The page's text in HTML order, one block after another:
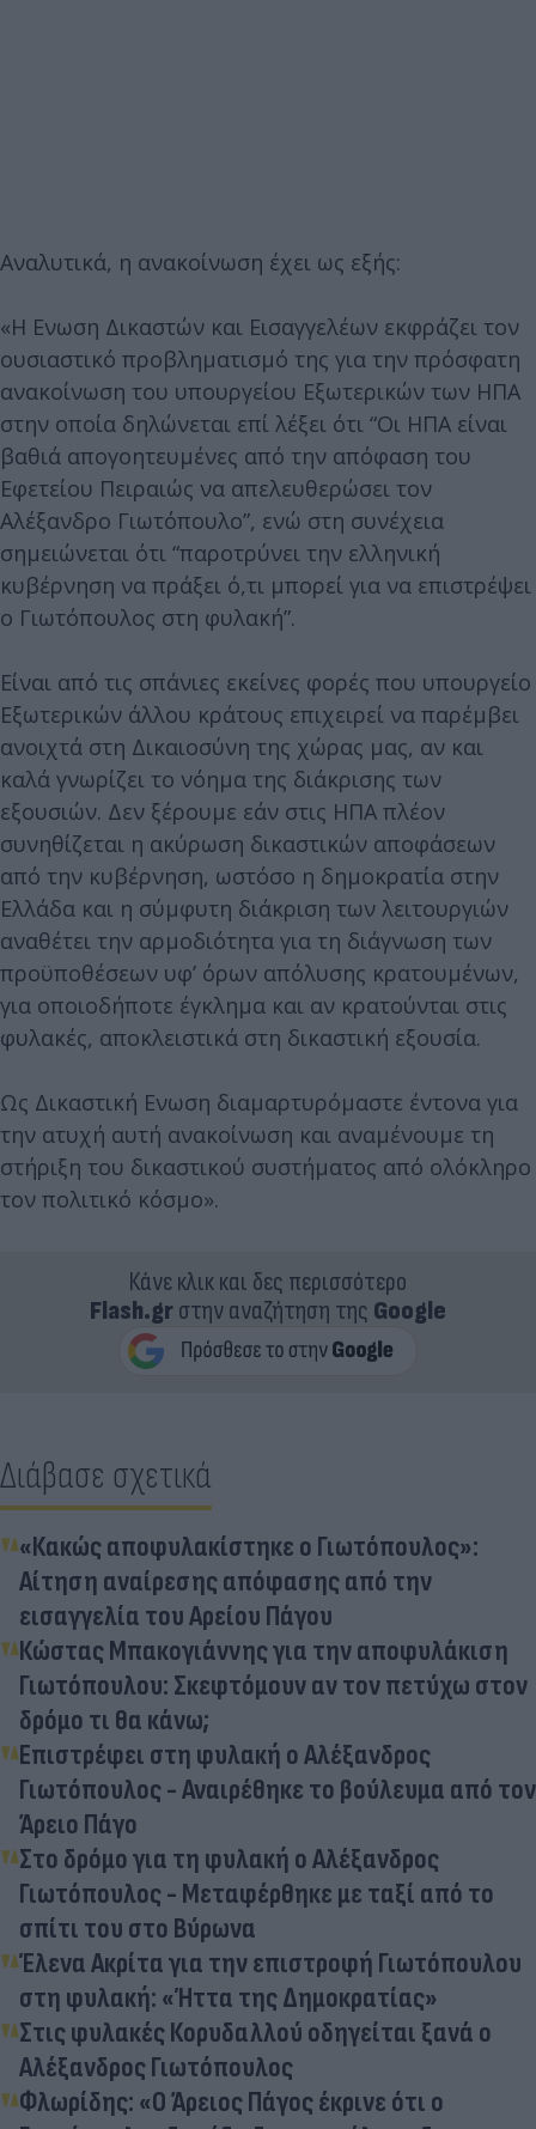
Αναλυτικά, η ανακοίνωση έχει ως εξής:
«Η Ενωση Δικαστών και Εισαγγελέων εκφράζει τον
ουσιαστικό προβληματισμό της για την πρόσφατη
ανακοίνωση του υπουργείου Εξωτερικών των ΗΠΑ
στην οποία δηλώνεται επί λέξει ότι “Οι ΗΠΑ είναι
βαθιά απογοητευμένες από την απόφαση του
Εφετείου Πειραιώς να απελευθερώσει τον
Αλέξανδρο Γιωτόπουλο”, ενώ στη συνέχεια
σημειώνεται ότι “παροτρύνει την ελληνική
κυβέρνηση να πράξει ό,τι μπορεί για να επιστρέψει
ο Γιωτόπουλος στη φυλακή”.
Είναι από τις σπάνιες εκείνες φορές που υπουργείο
Εξωτερικών άλλου κράτους επιχειρεί να παρέμβει
ανοιχτά στη Δικαιοσύνη της χώρας μας, αν και
καλά γνωρίζει το νόημα της διάκρισης των
εξουσιών. Δεν ξέρουμε εάν στις ΗΠΑ πλέον
συνηθίζεται η ακύρωση δικαστικών αποφάσεων
από την κυβέρνηση, ωστόσο η δημοκρατία στην
Ελλάδα και η σύμφυτη διάκριση των λειτουργιών
αναθέτει την αρμοδιότητα για τη διάγνωση των
προϋποθέσεων υφ’ όρων απόλυσης κρατουμένων,
για οποιοδήποτε έγκλημα και αν κρατούνται στις
φυλακές, αποκλειστικά στη δικαστική εξουσία.
Ως Δικαστική Ενωση διαμαρτυρόμαστε έντονα για
την ατυχή αυτή ανακοίνωση και αναμένουμε τη
στήριξη του δικαστικού συστήματος από ολόκληρο
τον πολιτικό κόσμο».
Κάνε κλικ και δες περισσότερο
Flash.grστην αναζήτηση της Google
Διάβασε σχετικά
«Κακώς αποφυλακίστηκε ο Γιωτόπουλος»:
Αίτηση αναίρεσης απόφασης από την
εισαγγελία του Αρείου Πάγου
Κώστας Μπακογιάννης για την αποφυλάκιση
Γιωτόπουλου: Σκεφτόμουν αν τον πετύχω στον
δρόμο τι θα κάνω;
Επιστρέφει στη φυλακή ο Αλέξανδρος
Γιωτόπουλος - Αναιρέθηκε το βούλευμα από τον
Άρειο Πάγο
Στο δρόμο για τη φυλακή ο Αλέξανδρος
Γιωτόπουλος - Μεταφέρθηκε με ταξί από το
σπίτι του στο Βύρωνα
Έλενα Ακρίτα για την επιστροφή Γιωτόπουλου
στη φυλακή: «Ήττα της Δημοκρατίας»
Στις φυλακές Κορυδαλλού οδηγείται ξανά ο
Αλέξανδρος Γιωτόπουλος
Φλωρίδης: «Ο Άρειος Πάγος έκρινε ότι ο